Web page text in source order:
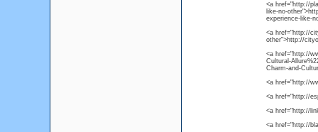
<a href="http://
like-no-
experience-like-
<a href="http://
other">http://
<a href="http://
Cultural-
Charm-and-
<a href="http://
<a href="http://
<a href="http://
<a href="http://